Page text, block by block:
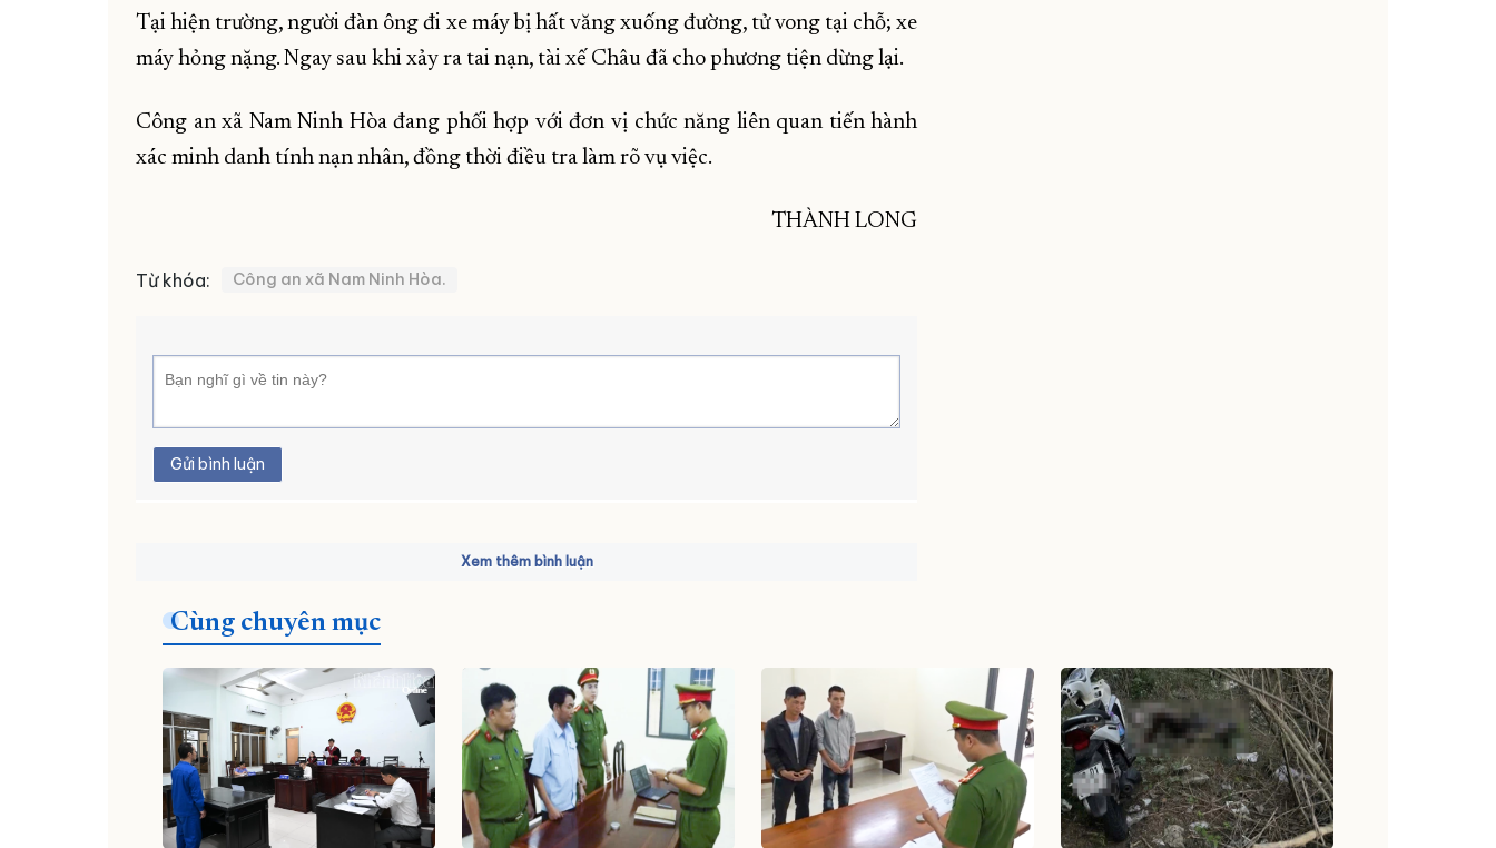
Tại hiện trường, người đàn ông đi xe máy bị hất văng xuống đường, tử vong tại chỗ; xe
máy hỏng nặng. Ngay sau khi xảy ra tai nạn, tài xế Châu đã cho phương tiện dừng lại.
Công an xã Nam Ninh Hòa đang phối hợp với đơn vị chức năng liên quan tiến hành
xác minh danh tính nạn nhân, đồng thời điều tra làm rõ vụ việc.
THÀNH LONG
Từ khóa: Công an xã Nam Ninh Hòa.
Gửi bình luận
Xem thêm bình luận
Cùng chuyên mục